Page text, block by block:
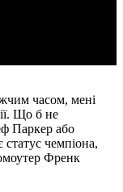
часом, мені
Що б не
Паркер або
чемпіона,
Френк